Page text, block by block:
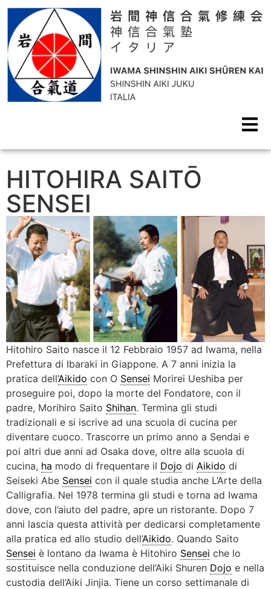
HITOHIRA SAITŌ
SENSEI
Hitohiro Saito nasce il 12 Febbraio 1957 ad Iwama, nella
Prefettura di Ibaraki in Giappone. A 7 anni inizia la
pratica dell’Aikido con O Sensei Morirei Ueshiba per
proseguire poi, dopo la morte del Fondatore, con il
padre, Morihiro Saito Shihan. Termina gli studi
tradizionali e si iscrive ad una scuola di cucina per
diventare cuoco. Trascorre un primo anno a Sendai e
poi altri due anni ad Osaka dove, oltre alla scuola di
cucina, ha modo di frequentare il Dojo di Aikido di
Seiseki Abe Sensei con il quale studia anche L’Arte della
Calligrafia. Nel 1978 termina gli studi e torna ad Iwama
dove, con l’aiuto del padre, apre un ristorante. Dopo 7
anni lascia questa attività per dedicarsi completamente
alla pratica ed allo studio dell’Aikido. Quando Saito
Sensei è lontano da Iwama è Hitohiro Sensei che lo
sostituisce nella conduzione dell’Aiki Shuren Dojo e nella
custodia dell’Aiki Jinjia. Tiene un corso settimanale di